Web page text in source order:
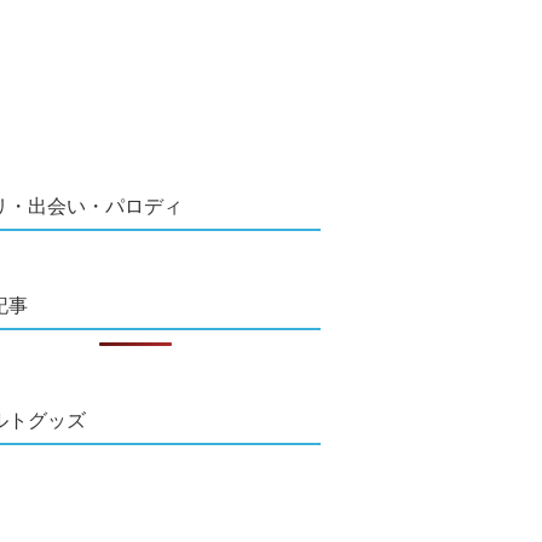
・出会い・パロディ
事
トグッズ